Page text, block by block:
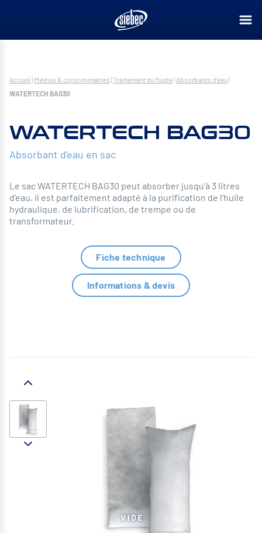
Accueil | Médias & consommables |Traitement du fluide| Absorbants d'eau|
WATERTECH BAG30
WATERTECH BAG30
Absorbant d'eau en sac
Le sac WATERTECH BAG30 peut absorber jusqu'à 3 litres
d'eau, il est parfaitement adapté à la purification de l'huile
hydraulique, de lubrification, de trempe ou de
transformateur.
Fiche technique
Informations & devis